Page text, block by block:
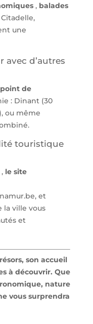
, balades
une
d’autres
de
: Dinant (30
ou même
touristique
le site
et
ville vous
et
son accueil
à découvrir. Que
nature
vous surprendra